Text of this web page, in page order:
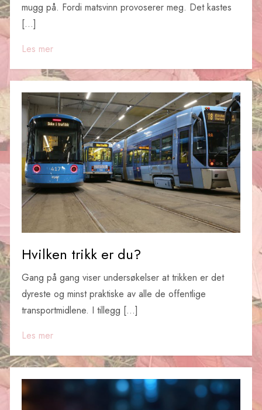
mugg på. Fordi matsvinn provoserer meg. Det kastes
[…]
Les mer
Hvilken trikk er du?
Gang på gang viser undersøkelser at trikken er det
dyreste og minst praktiske av alle de offentlige
transportmidlene. I tillegg […]
Les mer